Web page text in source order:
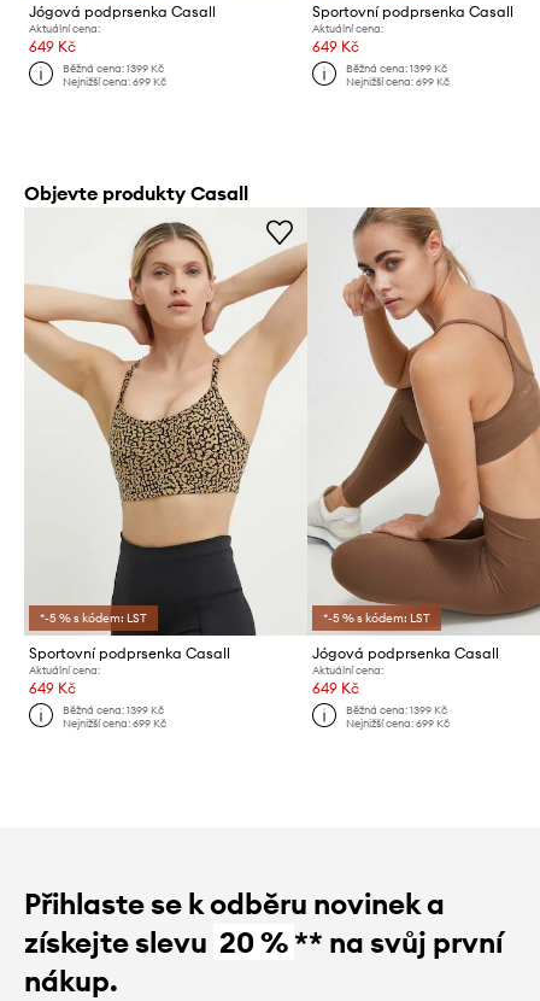
Jógová podprsenka Casall
Aktuální cena:
649 Kč
Běžná cena:1399 Kč
Nejnižší cena:699 Kč
Sportovní podprsenka Casall
Aktuální cena:
649 Kč
Běžná cena: 1399 Kč
Nejnižší cena: 699 Kč
Objevte produkty Casall
*-5 % s kódem: LST
Sportovní podprsenka Casall
Aktuální cena:
649 Kč
Běžná cena:1399 Kč
Nejnižší cena:699 Kč
*-5 % s kódem: LST
Jógová podprsenka Casall
Aktuální cena:
649 Kč
Běžná cena: 1399 Kč
Nejnižší cena: 699 Kč
Přihlaste se k odběru novinek a
získejte slevu 20 %** na svůj první
nákup.